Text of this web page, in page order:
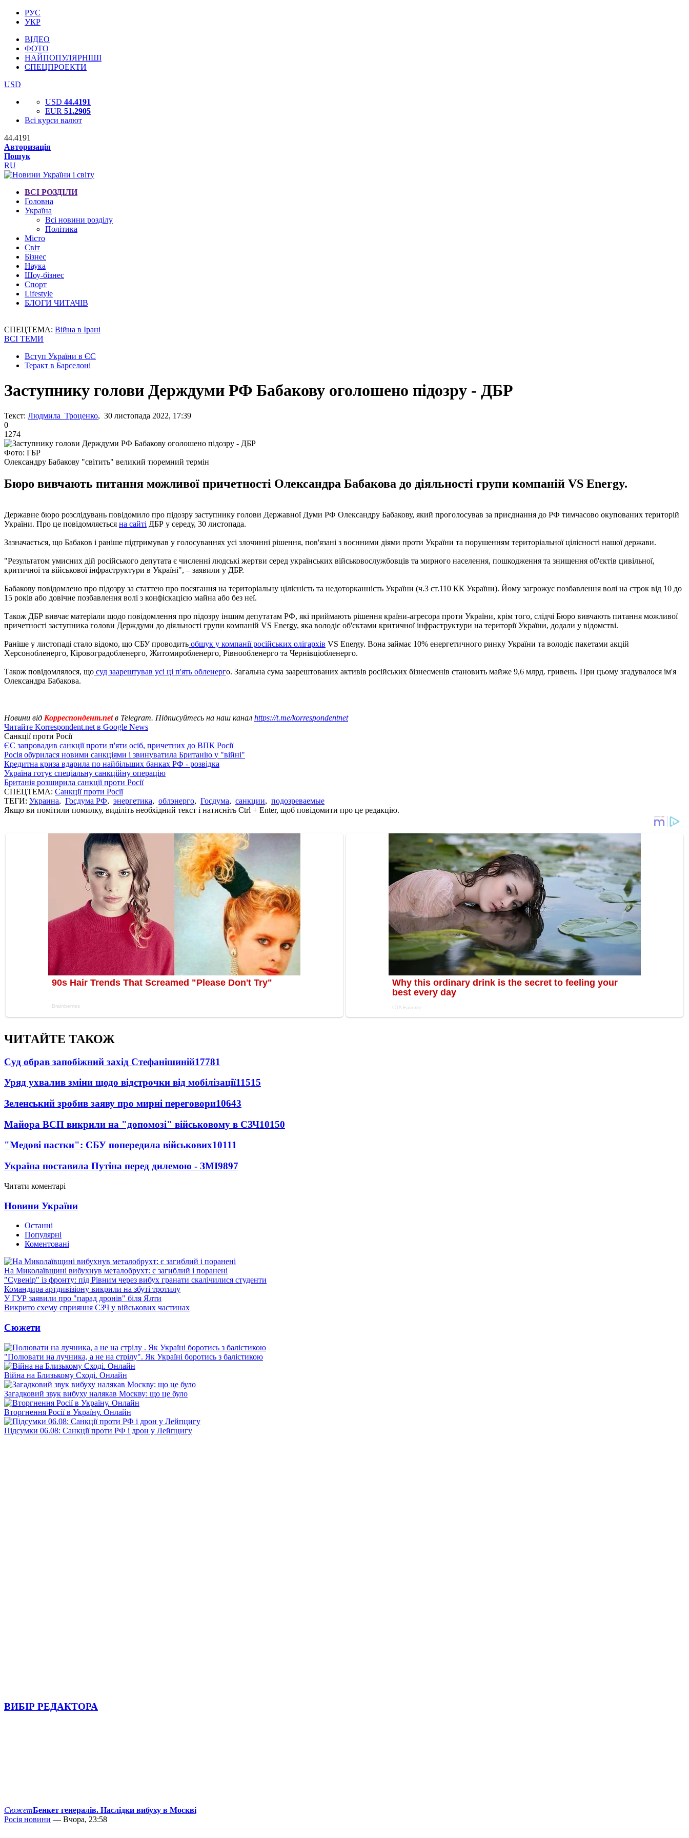
РУС
УКР
ВІДЕО
ФОТО
НАЙПОПУЛЯРНІШІ
СПЕЦПРОЕКТИ
USD
USD 44.4191
EUR 51.2905
Всі курси валют
44.4191
Авторизація
Пошук
RU
ВСІ РОЗДІЛИ
Головна
Україна
Всі новини розділу
Політика
Місто
Світ
Бізнес
Наука
Шоу-бізнес
Спорт
Lifestyle
БЛОГИ ЧИТАЧІВ
СПЕЦТЕМА: Війна в Ірані
ВСІ ТЕМИ
Вступ України в ЄС
Теракт в Барселоні
Заступнику голови Держдуми РФ Бабакову оголошено підозру - ДБР
Текст: Людмила Троценко, 30 листопада 2022, 17:39
0
1274
Фото: ГБР
Олександру Бабакову "світить" великий тюремний термін
Бюро вивчають питання можливої причетності Олександра Бабакова до діяльності групи компаній VS Energy.
Державне бюро розслідувань повідомило про підозру заступнику голови Державної Думи РФ Олександру Бабакову, який проголосував за приєднання до РФ тимчасово окупованих територій
України. Про це повідомляється на сайті ДБР у середу, 30 листопада.
Зазначається, що Бабаков і раніше підтримував у голосуваннях усі злочинні рішення, пов'язані з воєнними діями проти України та порушенням територіальної цілісності нашої держави.
"Результатом умисних дій російського депутата є численні людські жертви серед українських військовослужбовців та мирного населення, пошкодження та знищення об'єктів цивільної,
критичної та військової інфраструктури в Україні", – заявили у ДБР.
Бабакову повідомлено про підозру за статтею про посягання на територіальну цілісність та недоторканність України (ч.3 ст.110 КК України). Йому загрожує позбавлення волі на строк від 10 до
15 років або довічне позбавлення волі з конфіскацією майна або без неї.
Також ДБР вивчає матеріали щодо повідомлення про підозру іншим депутатам РФ, які приймають рішення країни-агресора проти України, крім того, слідчі Бюро вивчають питання можливої ​​
причетності заступника голови Держдуми до діяльності групи компаній VS Energy, яка володіє об'єктами критичної інфраструктури на території України, додали у відомстві.
Раніше у листопаді стало відомо, що СБУ проводить обшук у компанії російських олігархів VS Energy. Вона займає 10% енергетичного ринку України та володіє пакетами акцій
Херсонобленерго, Кіровоградобленерго, Житомиробленерго, Рівнообленерго та Чернівціобленерго.
Також повідомлялося, що суд заарештував усі ці п'ять обленерго. Загальна сума заарештованих активів російських бізнесменів становить майже 9,6 млрд. гривень. При цьому згадувалося ім'я
Олександра Бабакова.
Новини від Корреспондент.netв Telegram. Підписуйтесь на наш канал https://t.me/korrespondentnet
Читайте Korrespondent.net в Google News
Санкції проти Росії
ЄС запровадив санкції проти п'яти осіб, причетних до ВПК Росії
Росія обурилася новими санкціями і звинуватила Британію у "війні"
Кредитна криза вдарила по найбільших банках РФ - розвідка
Україна готує спеціальну санкційну операцію
Британія розширила санкції проти Росії
СПЕЦТЕМА: Санкції проти Росії
ТЕГИ: Украина, Госдума РФ, энергетика, облэнерго, Госдума, санкции, подозреваемые
Якщо ви помітили помилку, виділіть необхідний текст і натисніть Ctrl + Enter, щоб повідомити про це редакцію.
ЧИТАЙТЕ ТАКОЖ
Суд обрав запобіжний захід Стефанішиній17781
Уряд ухвалив зміни щодо відстрочки від мобілізації11515
Зеленський зробив заяву про мирні переговори10643
Майора ВСП викрили на "допомозі" військовому в СЗЧ10150
"Медові пастки": СБУ попередила військових10111
Україна поставила Путіна перед дилемою - ЗМІ9897
Читати коментарі
Новини України
Останні
Популярні
Коментовані
На Миколаївщині вибухнув металобрухт: є загиблий і поранені
"Сувенір" із фронту: під Рівним через вибух гранати скалічилися студенти
Командира артдивізіону викрили на збуті тротилу
У ГУР заявили про "парад дронів" біля Ялти
Викрито схему сприяння СЗЧ у військових частинах
Сюжети
"Полювати на лучника, а не на стрілу". Як Україні боротись з балістикою
Війна на Близькому Сході. Онлайн
Загадковий звук вибуху налякав Москву: що це було
Вторгнення Росії в Україну. Онлайн
Підсумки 06.08: Санкції проти РФ і дрон у Лейпцигу
ВИБІР РЕДАКТОРА
СюжетБенкет генералів. Наслідки вибуху в Москві
Росія новини — Вчора, 23:58